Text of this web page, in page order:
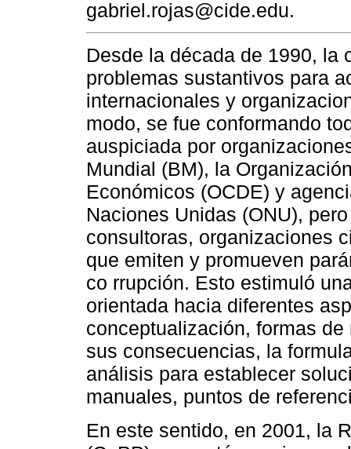
gabriel.rojas@cide.edu.
Desde la década de 1990, la
problemas sustantivos para
internacionales y
modo, se fue conformando
auspiciada por
Mundial (BM), la
Económicos (OCDE) y
Naciones Unidas (ONU),
consultoras, organizaciones
que emiten y promueven
co rrupción. Esto estimuló
orientada hacia diferentes
conceptualización, formas
sus consecuencias, la
análisis para establecer
manuales, puntos de
En este sentido, en 2001, la